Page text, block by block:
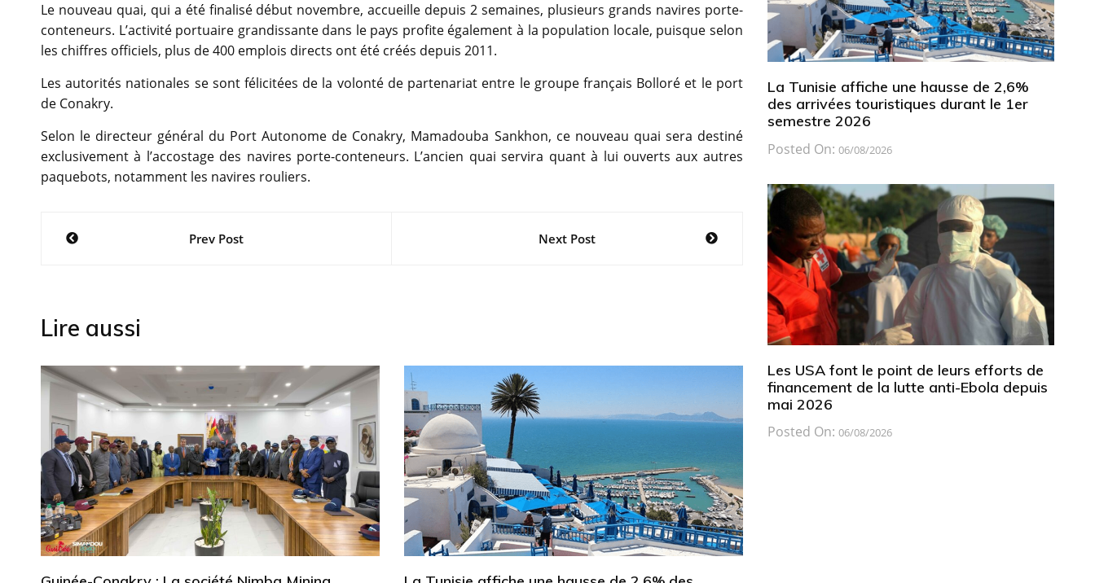
Le nouveau quai, qui a été finalisé début novembre, accueille depuis 2 semaines, plusieurs grands navires porte-
conteneurs. L’activité portuaire grandissante dans le pays profite également à la population locale, puisque selon
les chiffres officiels, plus de 400 emplois directs ont été créés depuis 2011.
Les autorités nationales se sont félicitées de la volonté de partenariat entre le groupe français Bolloré et le port
de Conakry.
Selon le directeur général du Port Autonome de Conakry, Mamadouba Sankhon, ce nouveau quai sera destiné
exclusivement à l’accostage des navires porte-conteneurs. L’ancien quai servira quant à lui ouverts aux autres
paquebots, notamment les navires rouliers.
NavigationPrev Post Next Post
Lire aussi
La Tunisie affiche une hausse de 2,6%
des arrivées touristiques durant le 1er
semestre 2026
Posted On: 06/08/2026
Les USA font le point de leurs efforts de
financement de la lutte anti-Ebola depuis
mai 2026
Posted On: 06/08/2026